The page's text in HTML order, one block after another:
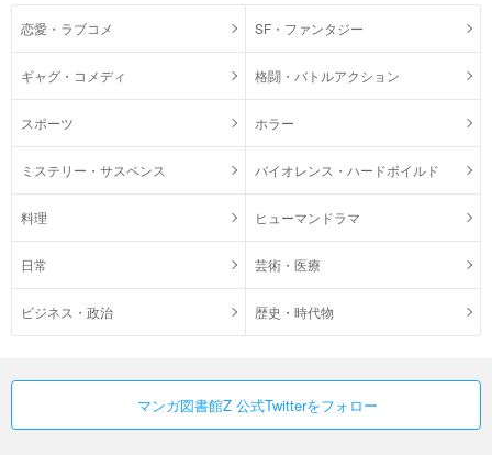
恋愛・ラブコメ SF・ファンタジー
ギャグ・コメディ 格闘・バトルアクション
スポーツ ホラー
ミステリー・サスペンス バイオレンス・ハードボイルド
料理 ヒューマンドラマ
日常 芸術・医療
ビジネス・政治 歴史・時代物
マンガ図書館Z 公式Twitterをフォロー